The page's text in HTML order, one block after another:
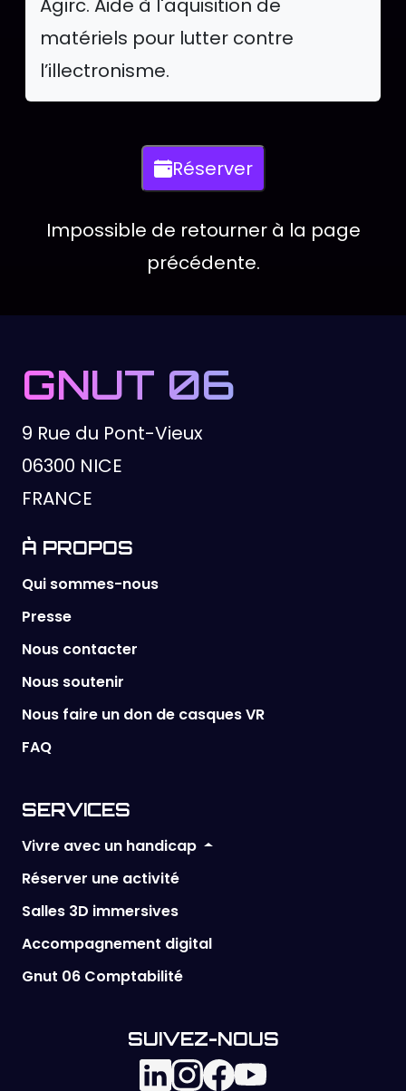
Agirc. Aide à l'aquisition de
matériels pour lutter contre
l’illectronisme.
ActionsRéserver
Impossible de retourner à la page
précédente.
GNUT 06
9 Rue du Pont-Vieux
06300 NICE
FRANCE
À PROPOS
Qui sommes-nous
Presse
Nous contacter
Nous soutenir
Nous faire un don de casques VR
FAQ
SERVICES
Vivre avec un handicap
Réserver une activité
Salles 3D immersives
Accompagnement digital
Gnut 06 Comptabilité
SUIVEZ-NOUS